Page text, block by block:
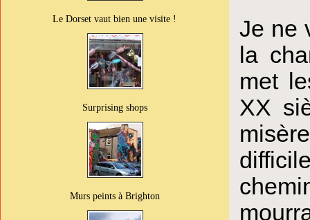
Le Dorset vaut bien une visite !
Surprising shops
Murs peints à Brighton
Je ne
la
met
XX